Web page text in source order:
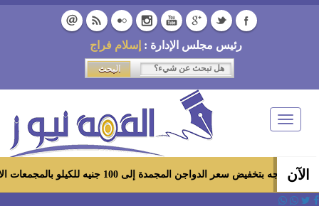
رئيس مجلس الإدارة : إسلام فراج
Toggle
navigation
الآن
المجمدة إلى 100 جنيه للكيلو بالمجمعات الاستهلاكية ومعارض «أهلاً رمضان»